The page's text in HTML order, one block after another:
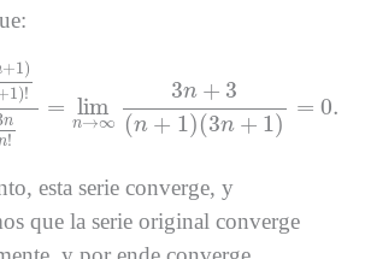
+1)
1)!
n
!
= lim
n→∞
3n + 3
(n + 1)(3n + 1)
= 0.
3(n
esta serie converge, y
que la serie original converge